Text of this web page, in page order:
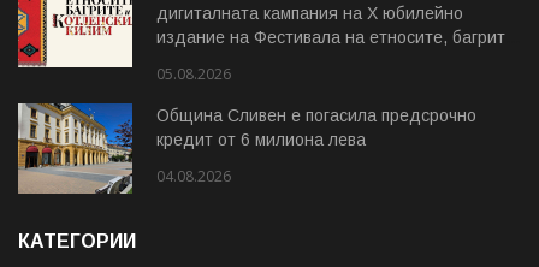
дигиталната кампания на Х юбилейно
издание на Фестивала на етносите, багрите
05.08.2026
Община Сливен е погасила предсрочно
кредит от 6 милиона лева
04.08.2026
КАТЕГОРИИ